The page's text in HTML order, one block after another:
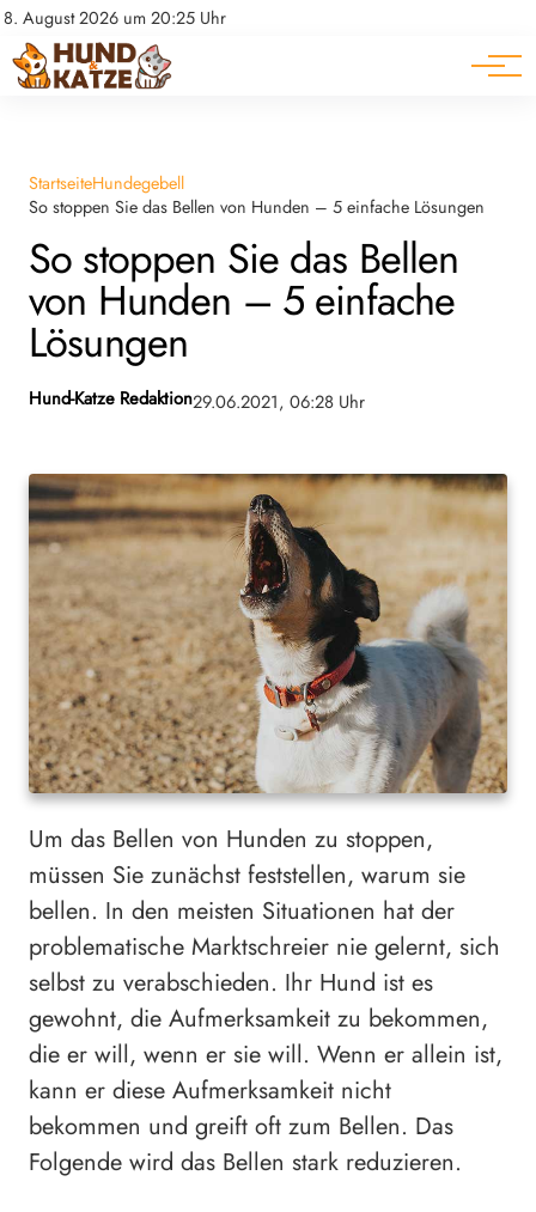
8. August 2026 um 20:25 Uhr
Datenschutz
Impressum
Pferde
Ratgeber
StartseiteHundegebell
So stoppen Sie das Bellen von Hunden – 5 einfache Lösungen
So stoppen Sie das Bellen
von Hunden – 5 einfache
Lösungen
Hund-Katze Redaktion29.06.2021, 06:28 Uhr
Um das Bellen von Hunden zu stoppen,
müssen Sie zunächst feststellen, warum sie
bellen. In den meisten Situationen hat der
problematische Marktschreier nie gelernt, sich
selbst zu verabschieden. Ihr Hund ist es
gewohnt, die Aufmerksamkeit zu bekommen,
die er will, wenn er sie will. Wenn er allein ist,
kann er diese Aufmerksamkeit nicht
bekommen und greift oft zum Bellen. Das
Folgende wird das Bellen stark reduzieren.